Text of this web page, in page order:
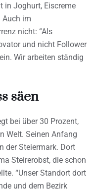
in Joghurt, Eiscreme
Auch im
nicht: “Als
und nicht Follower
Wir arbeiten ständig
säen
bei über 30 Prozent,
Welt. Seinen Anfang
der Steiermark. Dort
Steirerobst, die schon
“Unser Standort dort
und dem Bezirk